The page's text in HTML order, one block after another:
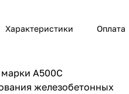
Характеристики Оплата
А500С
железобетонных